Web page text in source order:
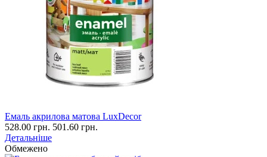
Емаль акрилова матова LuxDecor
528.00 грн. 501.60 грн.
Детальніше
Обмежено